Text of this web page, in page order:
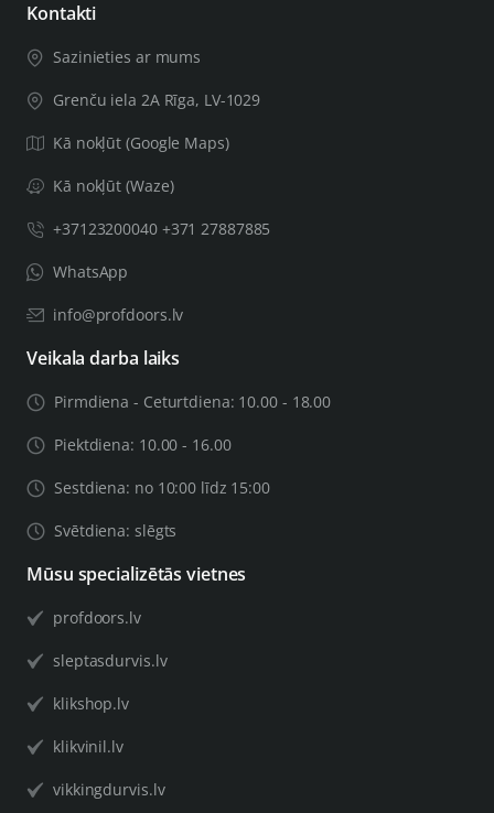
Kontakti
Sazinieties ar mums
Grenču iela 2A Rīga, LV-1029
Kā nokļūt (Google Maps)
Kā nokļūt (Waze)
+37123200040 +371 27887885
WhatsApp
info@profdoors.lv
Veikala darba laiks
Pirmdiena - Ceturtdiena: 10.00 - 18.00
Piektdiena: 10.00 - 16.00
Sestdiena: no 10:00 līdz 15:00
Svētdiena: slēgts
Mūsu specializētās vietnes
profdoors.lv
sleptasdurvis.lv
klikshop.lv
klikvinil.lv
vikkingdurvis.lv